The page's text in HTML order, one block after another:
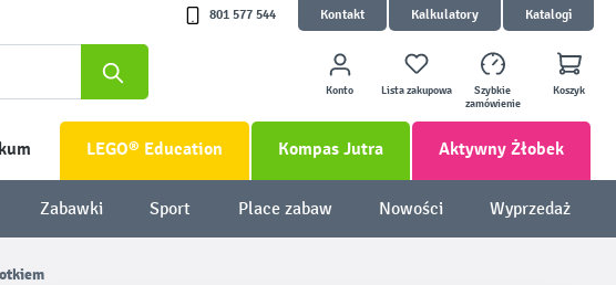
801 577 544 Kontakt Kalkulatory Katalogi
Konto Lista zakupowa
Szybkie
zamówienie
Koszyk
LEGO® Education Kompas Jutra Aktywny Żłobek
Zabawki Sport Place zabaw Nowości Wyprzedaż